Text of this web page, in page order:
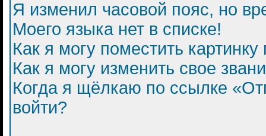
Я изменил часовой пояс, но
Моего языка нет в списке!
Как я могу поместить
Как я могу изменить свое
Когда я щёлкаю по ссылке
войти?